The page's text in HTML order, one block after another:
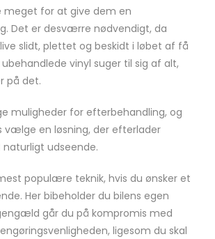
meget for at give dem en
Det er desværre nødvendigt, da
slidt, plettet og beskidt i løbet af få
vinyl suger til sig af alt,
på det.
muligheder for efterbehandling, og
vælge en løsning, der efterlader
udseende.
populære teknik, hvis du ønsker et
Her bibeholder du bilens egen
går du på kompromis med
ligesom du skal